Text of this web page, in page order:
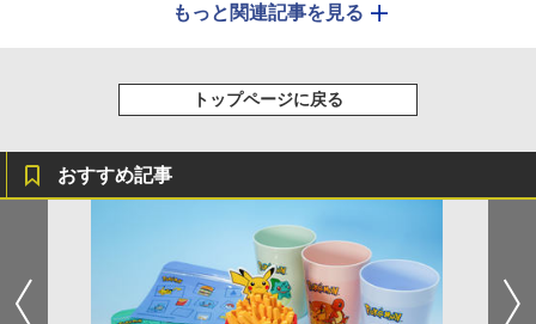
もっと関連記事を見る
トップページに戻る
おすすめ記事